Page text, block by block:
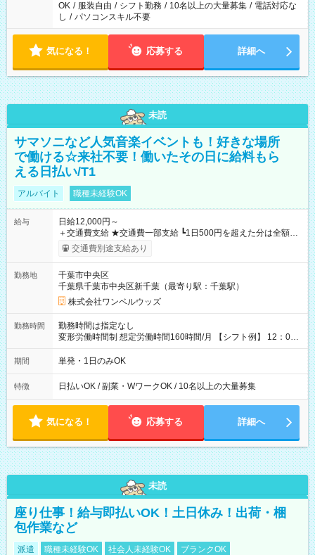
OK / 服装自由 / シフト勤務 / 10名以上の大量募集 / 電話対応な
し / パソコンスキル不要
気になる！ 応募する 詳細へ
未読
サマソニなど人気音楽イベントも！好きな場所
で働ける☆来社不要！働いたその日に給料もら
える日払い/T1
アルバイト 職種未経験OK
給与
日給12,000円～
＋交通費支給 ★交通費一部支給 ┗1日500円を超えた分は全額支
給！ ※往復500円以内の方は自己負担となります ★日払いOK！
（規定あり） ┗働いたその日に現金GET♪ お仕事後はコンビニ
なし
交通費別途支給あり
勤務地
千葉市中央区
千葉県千葉市中央区新千葉（最寄り駅：千葉駅）
株式会社ワンベルウッズ
勤務時間
勤務時間は指定なし
変形労働時間制 想定労働時間160時間/月 【シフト例】 12：00
～22：00
期間 単発・1日のみOK
特徴 日払いOK / 副業・WワークOK / 10名以上の大量募集
気になる！ 応募する 詳細へ
未読
座り仕事！給与即払いOK！土日休み！出荷・梱
包作業など
派遣 職種未経験OK 社会人未経験OK
ブランクOK